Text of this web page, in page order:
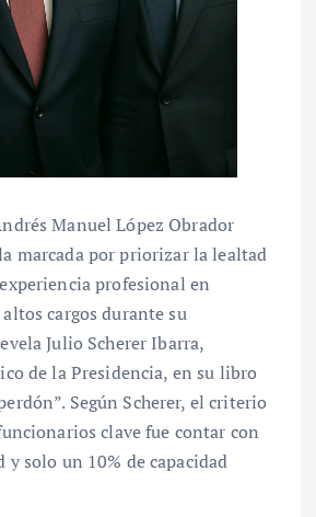
Manuel López Obrador
marcada por priorizar la lealtad
profesional en
cargos durante su
Julio Scherer Ibarra,
de la Presidencia, en su libro
Según Scherer, el criterio
clave fue contar con
y solo un 10% de capacidad